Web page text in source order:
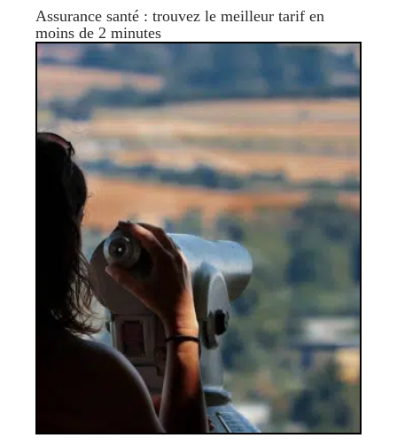
Assurance santé : trouvez le meilleur tarif en
moins de 2 minutes